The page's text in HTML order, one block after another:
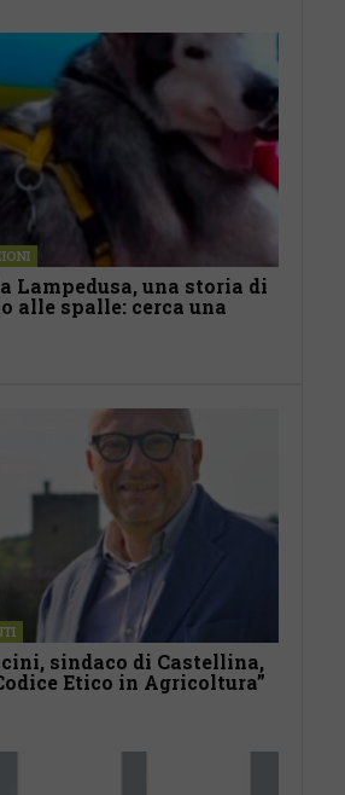
Lampedusa, una storia di
alle spalle: cerca una
sindaco di Castellina,
Etico in Agricoltura”